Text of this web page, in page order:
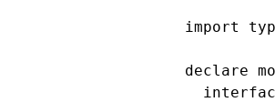
import
declare